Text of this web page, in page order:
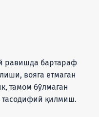
равишда бартараф
вояга етмаган
тамом бўлмаган
тасодифий қилмиш.